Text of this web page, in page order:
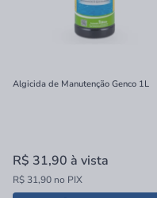
Algicida de Manutenção Genco 1L
R$ 31,90 à vista
R$ 31,90 no PIX